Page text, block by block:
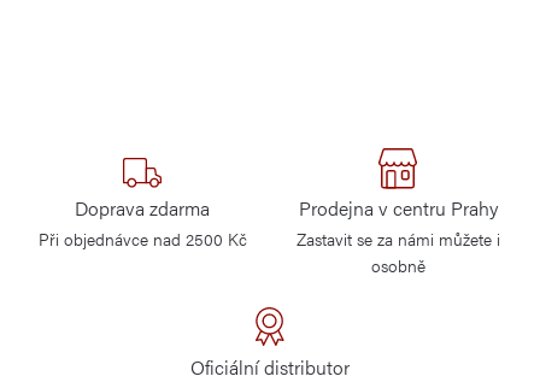
Doprava zdarma
Při objednávce nad 2500 Kč
Prodejna v centru Prahy
Zastavit se za námi můžete i
osobně
Oficiální distributor